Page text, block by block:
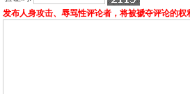
发布人身攻击、辱骂性评论者，将被褫夺评论的权